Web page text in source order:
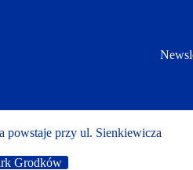
powstaje przy ul. Sienkiewicza
Grodków